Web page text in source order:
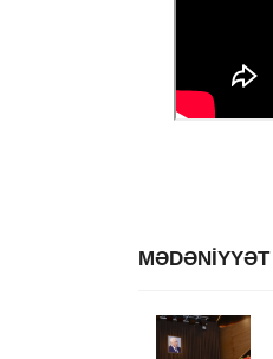
MƏDƏNİYYƏT